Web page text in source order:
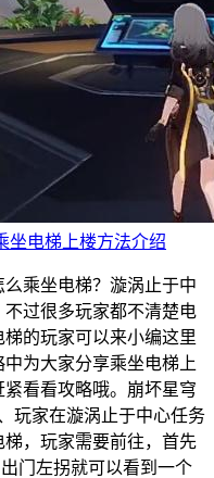
坐电梯上楼方法介绍
乘坐电梯？漩涡止于中
过很多玩家都不清楚电
的玩家可以来小编这里
为大家分享乘坐电梯上
看看攻略哦。崩坏星穹
玩家在漩涡止于中心任务
，玩家需要前往，首先
门左拐就可以看到一个